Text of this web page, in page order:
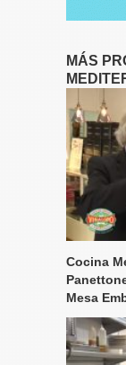
MÁS
Cocina
Mesa